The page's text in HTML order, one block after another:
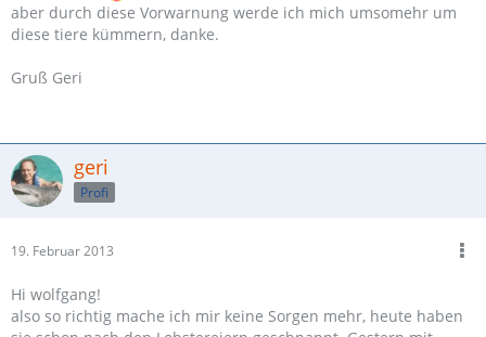
aber durch diese Vorwarnung werde ich mich umsomehr um
diese tiere kümmern, danke.
Gruß Geri
geri
Profi
19. Februar 2013
Hi wolfgang!
also so richtig mache ich mir keine Sorgen mehr, heute haben